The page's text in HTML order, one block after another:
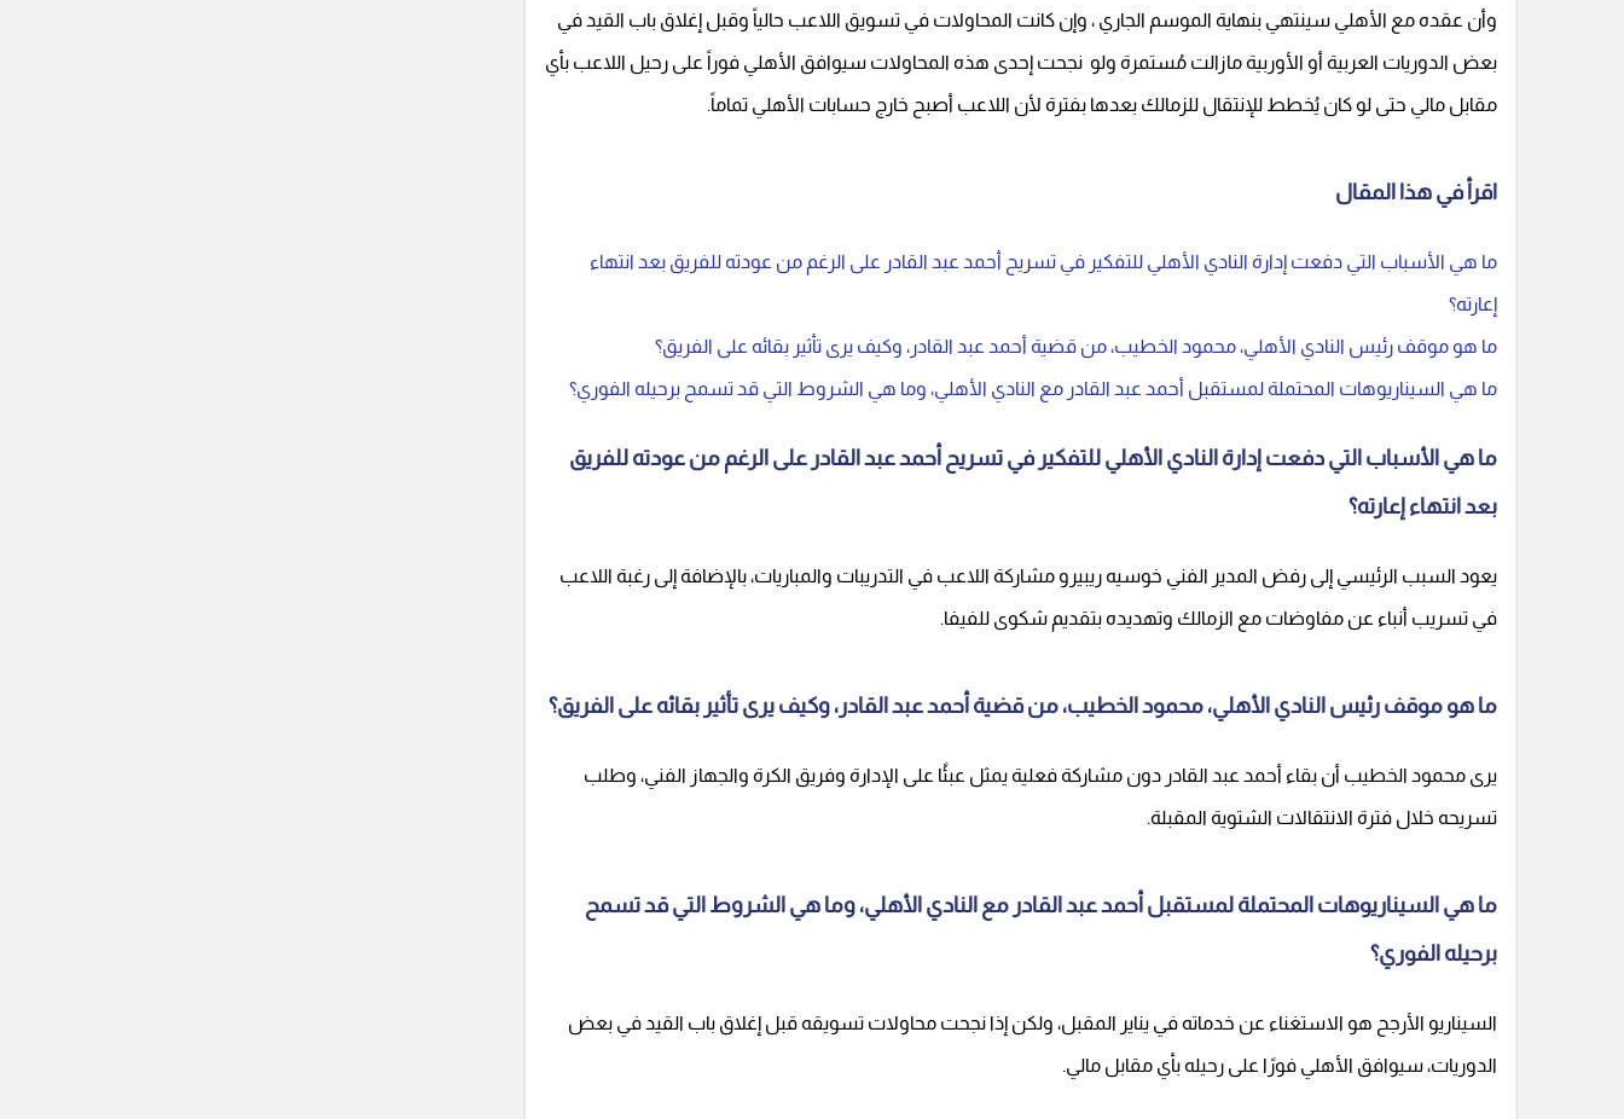
وأن عقده مع الأهلي سينتهي بنهاية الموسم الجاري ، وإن كانت المحاولات في تسويق اللاعب حالياً وقبل إغلاق باب القيد في
بعض الدوريات العربية أو الأوربية مازالت مُستمرة ولو نجحت إحدى هذه المحاولات سيوافق الأهلي فوراً على رحيل اللاعب بأي
مقابل مالي حتى لو كان يُخطط للإنتقال للزمالك بعدها بفترة لأن اللاعب أصبح خارج حسابات الأهلي تماماً.
اقرأ في هذا المقال
ما هي الأسباب التي دفعت إدارة النادي الأهلي للتفكير في تسريح أحمد عبد القادر على الرغم من عودته للفريق بعد انتهاء
إعارته؟
ما هو موقف رئيس النادي الأهلي، محمود الخطيب، من قضية أحمد عبد القادر، وكيف يرى تأثير بقائه على الفريق؟
ما هي السيناريوهات المحتملة لمستقبل أحمد عبد القادر مع النادي الأهلي، وما هي الشروط التي قد تسمح برحيله الفوري؟
ما هي الأسباب التي دفعت إدارة النادي الأهلي للتفكير في تسريح أحمد عبد القادر على الرغم من عودته للفريق
بعد انتهاء إعارته؟
يعود السبب الرئيسي إلى رفض المدير الفني خوسيه ريبيرو مشاركة اللاعب في التدريبات والمباريات، بالإضافة إلى رغبة اللاعب
في تسريب أنباء عن مفاوضات مع الزمالك وتهديده بتقديم شكوى للفيفا.
ما هو موقف رئيس النادي الأهلي، محمود الخطيب، من قضية أحمد عبد القادر، وكيف يرى تأثير بقائه على الفريق؟
يرى محمود الخطيب أن بقاء أحمد عبد القادر دون مشاركة فعلية يمثل عبئًا على الإدارة وفريق الكرة والجهاز الفني، وطلب
تسريحه خلال فترة الانتقالات الشتوية المقبلة.
ما هي السيناريوهات المحتملة لمستقبل أحمد عبد القادر مع النادي الأهلي، وما هي الشروط التي قد تسمح
برحيله الفوري؟
السيناريو الأرجح هو الاستغناء عن خدماته في يناير المقبل، ولكن إذا نجحت محاولات تسويقه قبل إغلاق باب القيد في بعض
الدوريات، سيوافق الأهلي فورًا على رحيله بأي مقابل مالي.